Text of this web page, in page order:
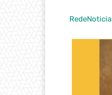
RedeNoticia